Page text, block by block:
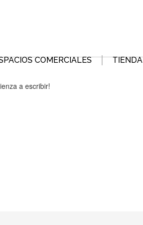
COMERCIALES TIENDA
a escribir!